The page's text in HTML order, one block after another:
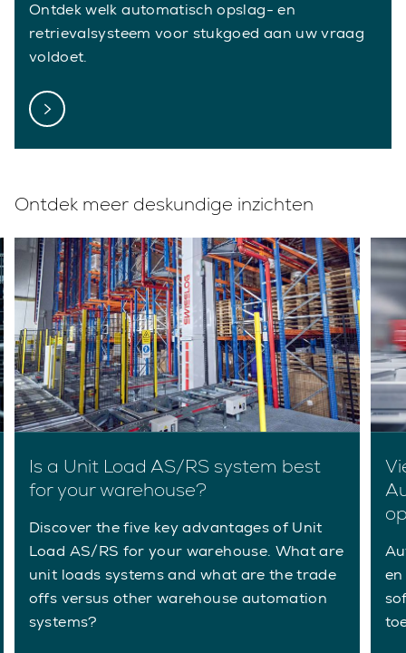
Ontdek welk automatisch opslag- en
retrievalsysteem voor stukgoed aan uw vraag
voldoet.
Ontdek meer deskundige inzichten
Is a Unit Load AS/RS system best
for your warehouse?
Discover the five key advantages of Unit
Load AS/RS for your warehouse. What are
unit loads systems and what are the trade
offs versus other warehouse automation
systems?